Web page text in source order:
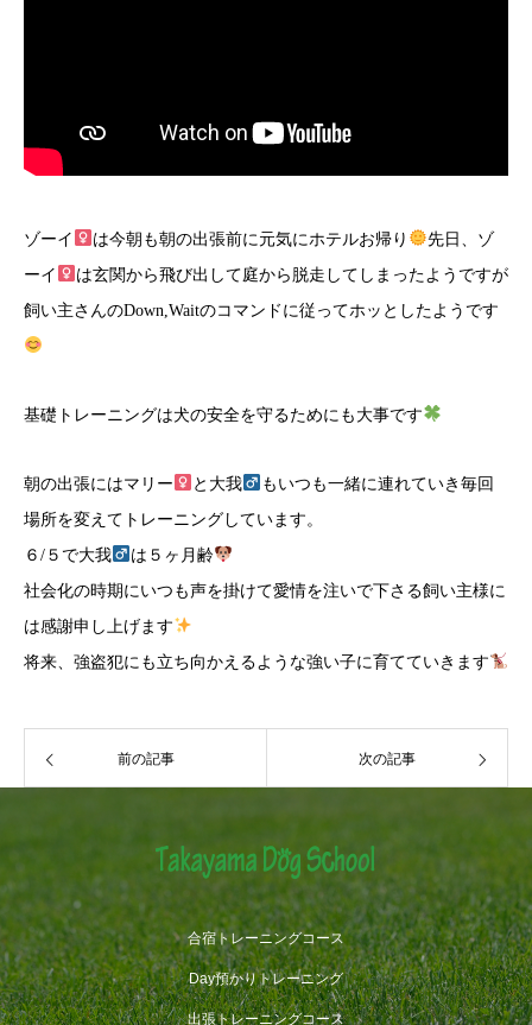
ゾーイ は今朝も朝の出張前に元気にホテルお帰り
先日、ゾ
ーイ
は玄関から飛び出して庭から脱走してしまったようですが
飼い主さんのDown,Waitのコマンドに従ってホッとしたようです
基礎トレーニングは犬の安全を守るためにも大事です
朝の出張にはマリー と大我
もいつも一緒に連れていき毎回
場所を変えてトレーニングしています。
６/５で大我
は５ヶ月齢
社会化の時期にいつも声を掛けて愛情を注いで下さる飼い主様に
は感謝申し上げます
将来、強盗犯にも立ち向かえるような強い子に育てていきます
前の記事 次の記事
合宿トレーニングコース
Day預かりトレーニング
出張トレーニングコース